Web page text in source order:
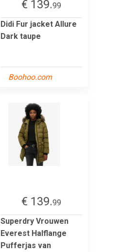
€ 139.99
Didi Fur jacket Allure
Dark taupe
Boohoo.com
€ 139.99
Superdry Vrouwen
Everest Halflange
Pufferjas van